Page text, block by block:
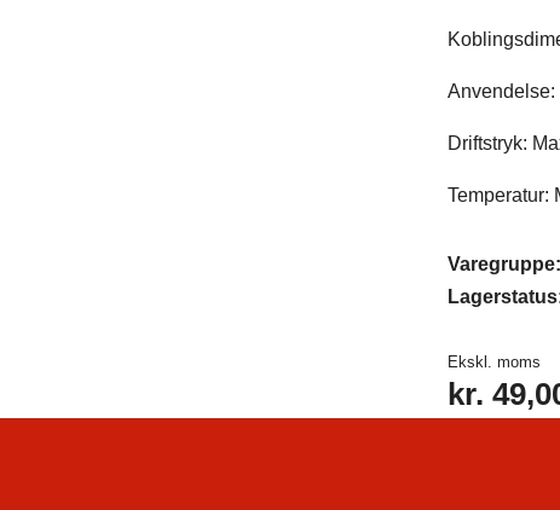
Anvendelse:
Driftstryk:
Temperatur:
Varegruppe:
Ekskl. moms
kr.